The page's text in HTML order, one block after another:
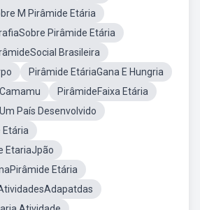
M Pirâmide Etária
Pirâmide Etária
Brasileira
Pirâmide EtáriaGana E Hungria
PirâmideFaixa Etária
País Desenvolvido
Etária
EtariaJpão
Etária